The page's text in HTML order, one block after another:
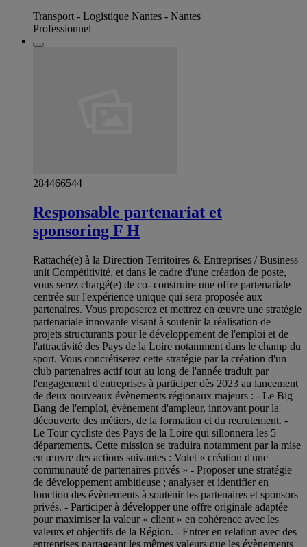
Transport - Logistique Nantes - Nantes
Professionnel
284466544
Responsable partenariat et
sponsoring F H
Rattaché(e) à la Direction Territoires & Entreprises / Business
unit Compétitivité, et dans le cadre d'une création de poste,
vous serez chargé(e) de co- construire une offre partenariale
centrée sur l'expérience unique qui sera proposée aux
partenaires. Vous proposerez et mettrez en œuvre une stratégie
partenariale innovante visant à soutenir la réalisation de
projets structurants pour le développement de l'emploi et de
l'attractivité des Pays de la Loire notamment dans le champ du
sport. Vous concrétiserez cette stratégie par la création d'un
club partenaires actif tout au long de l'année traduit par
l'engagement d'entreprises à participer dès 2023 au lancement
de deux nouveaux évènements régionaux majeurs : - Le Big
Bang de l'emploi, évènement d'ampleur, innovant pour la
découverte des métiers, de la formation et du recrutement. -
Le Tour cycliste des Pays de la Loire qui sillonnera les 5
départements. Cette mission se traduira notamment par la mise
en œuvre des actions suivantes : Volet « création d'une
communauté de partenaires privés » - Proposer une stratégie
de développement ambitieuse ; analyser et identifier en
fonction des évènements à soutenir les partenaires et sponsors
privés. - Participer à développer une offre originale adaptée
pour maximiser la valeur « client » en cohérence avec les
valeurs et objectifs de la Région. - Entrer en relation avec des
entreprises partageant les mêmes valeurs que les évènements